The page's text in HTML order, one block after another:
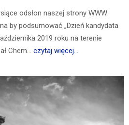
odsłon naszej strony WWW
by podsumować „Dzień kandydata
2019 roku na terenie
Chem... czytaj więcej...